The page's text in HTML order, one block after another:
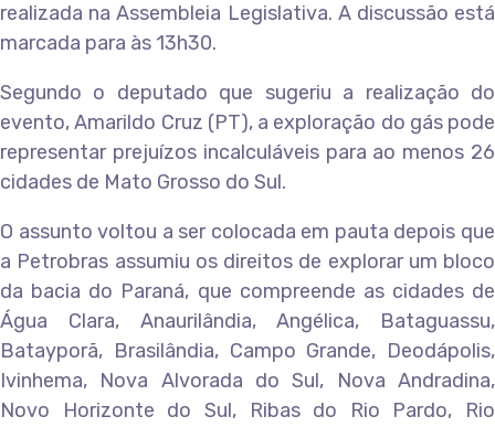
realizada na Assembleia Legislativa. A discussão está
marcada para às 13h30.
Segundo o deputado que sugeriu a realização do
evento, Amarildo Cruz (PT), a exploração do gás pode
representar prejuízos incalculáveis para ao menos 26
cidades de Mato Grosso do Sul.
O assunto voltou a ser colocada em pauta depois que
a Petrobras assumiu os direitos de explorar um bloco
da bacia do Paraná, que compreende as cidades de
Água Clara, Anaurilândia, Angélica, Bataguassu,
Batayporã, Brasilândia, Campo Grande, Deodápolis,
Ivinhema, Nova Alvorada do Sul, Nova Andradina,
Novo Horizonte do Sul, Ribas do Rio Pardo, Rio